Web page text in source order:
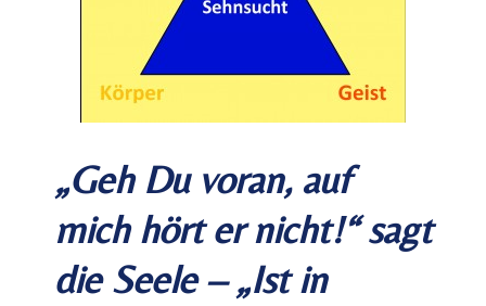
„Geh Du voran, auf
mich hört er nicht!“ sagt
die Seele – „Ist in